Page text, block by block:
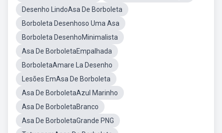
Desenho LindoAsa De Borboleta
Borboleta Desenhoso Uma Asa
Borboleta DesenhoMinimalista
Asa De BorboletaEmpalhada
BorboletaAmare La Desenho
Lesões EmAsa De Borboleta
Asa De BorboletaAzul Marinho
Asa De BorboletaBranco
Asa De BorboletaGrande PNG